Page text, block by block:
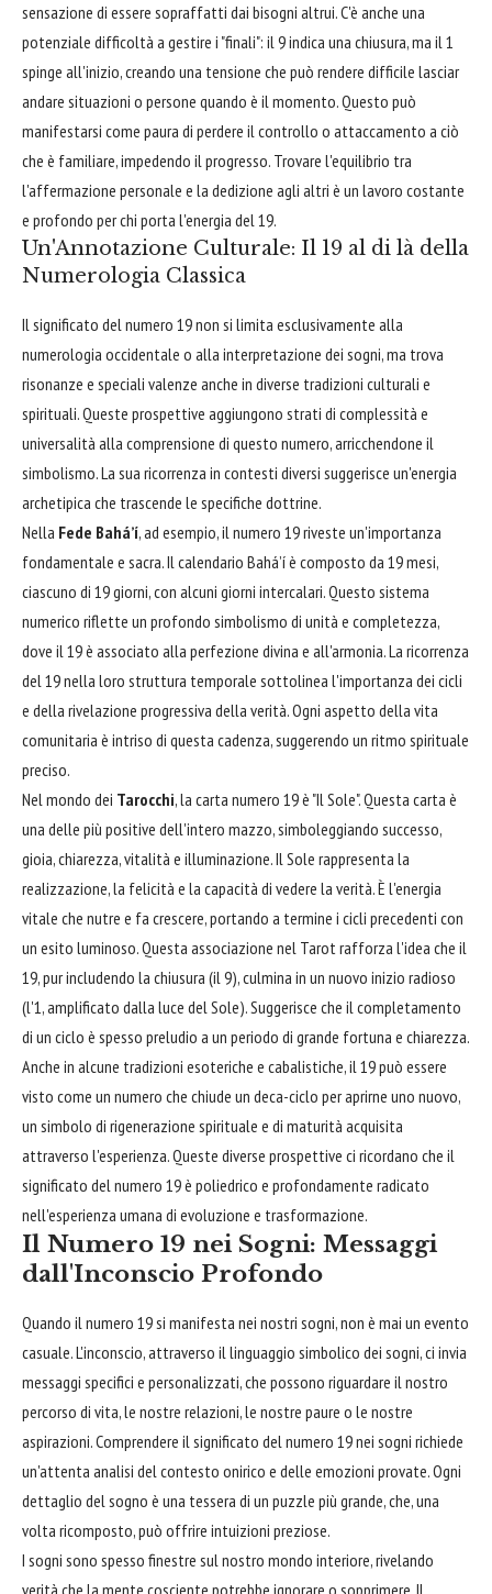
sensazione di essere sopraffatti dai bisogni altrui. C'è anche una
potenziale difficoltà a gestire i "finali": il 9 indica una chiusura, ma il 1
spinge all'inizio, creando una tensione che può rendere difficile lasciar
andare situazioni o persone quando è il momento. Questo può
manifestarsi come paura di perdere il controllo o attaccamento a ciò
che è familiare, impedendo il progresso. Trovare l'equilibrio tra
l'affermazione personale e la dedizione agli altri è un lavoro costante
e profondo per chi porta l'energia del 19.
Un'Annotazione Culturale: Il 19 al di là della
Numerologia Classica
Il significato del numero 19 non si limita esclusivamente alla
numerologia occidentale o alla interpretazione dei sogni, ma trova
risonanze e speciali valenze anche in diverse tradizioni culturali e
spirituali. Queste prospettive aggiungono strati di complessità e
universalità alla comprensione di questo numero, arricchendone il
simbolismo. La sua ricorrenza in contesti diversi suggerisce un'energia
archetipica che trascende le specifiche dottrine.
Nella Fede Baháʼí, ad esempio, il numero 19 riveste un'importanza
fondamentale e sacra. Il calendario Baháʼí è composto da 19 mesi,
ciascuno di 19 giorni, con alcuni giorni intercalari. Questo sistema
numerico riflette un profondo simbolismo di unità e completezza,
dove il 19 è associato alla perfezione divina e all'armonia. La ricorrenza
del 19 nella loro struttura temporale sottolinea l'importanza dei cicli
e della rivelazione progressiva della verità. Ogni aspetto della vita
comunitaria è intriso di questa cadenza, suggerendo un ritmo spirituale
preciso.
Nel mondo dei Tarocchi, la carta numero 19 è "Il Sole". Questa carta è
una delle più positive dell'intero mazzo, simboleggiando successo,
gioia, chiarezza, vitalità e illuminazione. Il Sole rappresenta la
realizzazione, la felicità e la capacità di vedere la verità. È l'energia
vitale che nutre e fa crescere, portando a termine i cicli precedenti con
un esito luminoso. Questa associazione nel Tarot rafforza l'idea che il
19, pur includendo la chiusura (il 9), culmina in un nuovo inizio radioso
(l'1, amplificato dalla luce del Sole). Suggerisce che il completamento
di un ciclo è spesso preludio a un periodo di grande fortuna e chiarezza.
Anche in alcune tradizioni esoteriche e cabalistiche, il 19 può essere
visto come un numero che chiude un deca-ciclo per aprirne uno nuovo,
un simbolo di rigenerazione spirituale e di maturità acquisita
attraverso l'esperienza. Queste diverse prospettive ci ricordano che il
significato del numero 19 è poliedrico e profondamente radicato
nell'esperienza umana di evoluzione e trasformazione.
Il Numero 19 nei Sogni: Messaggi
dall'Inconscio Profondo
Quando il numero 19 si manifesta nei nostri sogni, non è mai un evento
casuale. L'inconscio, attraverso il linguaggio simbolico dei sogni, ci invia
messaggi specifici e personalizzati, che possono riguardare il nostro
percorso di vita, le nostre relazioni, le nostre paure o le nostre
aspirazioni. Comprendere il significato del numero 19 nei sogni richiede
un'attenta analisi del contesto onirico e delle emozioni provate. Ogni
dettaglio del sogno è una tessera di un puzzle più grande, che, una
volta ricomposto, può offrire intuizioni preziose.
I sogni sono spesso finestre sul nostro mondo interiore, rivelando
verità che la mente cosciente potrebbe ignorare o sopprimere. Il